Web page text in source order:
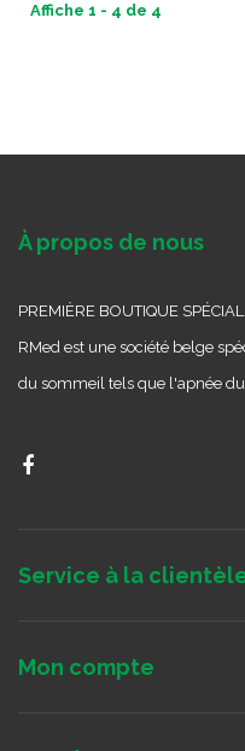
Affiche 1 - 4 de 4
À propos de nous
PREMIÈRE BOUTIQUE
RMed est une société belge
du sommeil tels que l'apnée
Service à la
Mon compte